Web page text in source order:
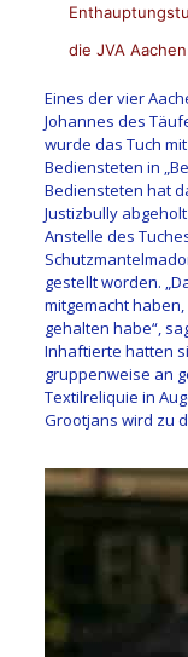
die JVA
Eines der vier
Johannes des
wurde das Tuch
Bediensteten in
Bediensteten hat
Justizbully
Anstelle des
gestellt worden.
mitgemacht
gehalten habe“,
Inhaftierte hatten
gruppenweise an
Textilreliquie in
Grootjans wird zu